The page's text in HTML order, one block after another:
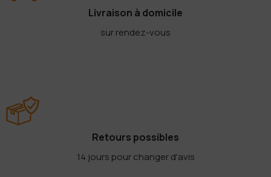
Livraison à domicile
sur rendez-vous
Retours possibles
14 jours pour changer d'avis